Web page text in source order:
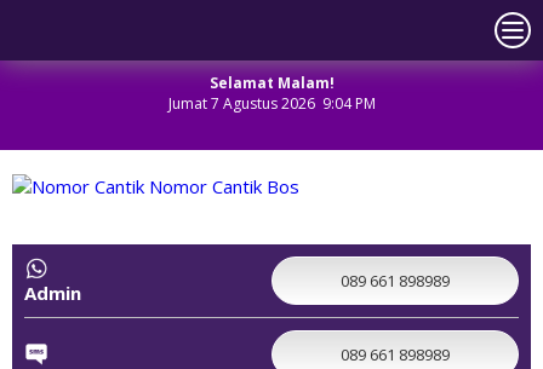
Selamat Malam!
Jumat 7 Agustus 2026 9:04 PM
Admin 089 661 898989
089 661 898989